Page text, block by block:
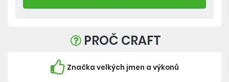
PROČ CRAFT
Značka velkých jmen a výkonů